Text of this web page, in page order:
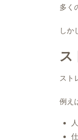
多く
しか
ス
スト
例え